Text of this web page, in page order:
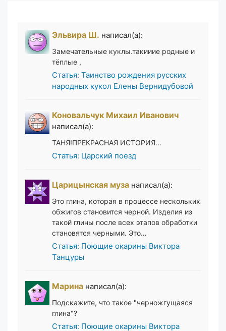
Эльвира Ш. написал(а):
Замечательные куклы.такииие родные и
тёплые ,
Статья: Таинство рождения русских
народных кукол Елены Вернидубовой
Коновальчук Михаил Иванович
написал(а):
ТАНЯ!ПРЕКРАСНАЯ ИСТОРИЯ...
Статья: Царский поезд
Царицынская муза написал(а):
Это глина, которая в процессе нескольких
обжигов становится черной. Изделия из
такой глины после всех этапов обработки
становятся черными. Это…
Статья: Поющие окарины Виктора
Танцуры
Марина написал(а):
Подскажите, что такое "черножгущаяся
глина"?
Статья: Поющие окарины Виктора